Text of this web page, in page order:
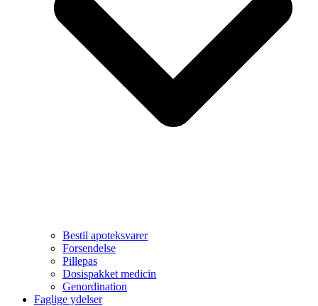
Bestil apoteksvarer
Forsendelse
Pillepas
Dosispakket medicin
Genordination
Faglige ydelser